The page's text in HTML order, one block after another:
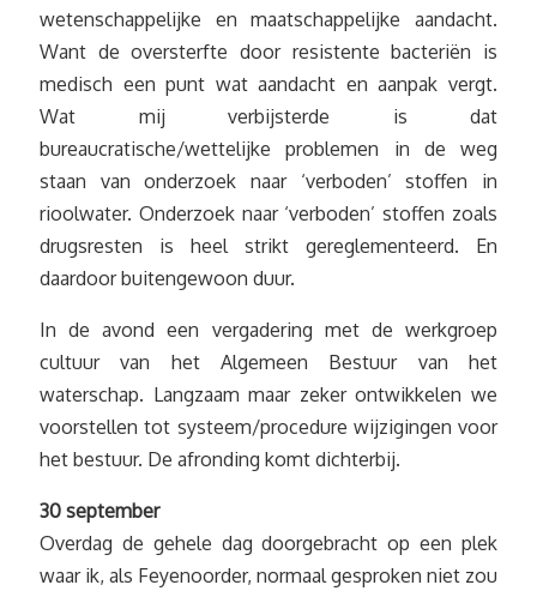
wetenschappelijke en maatschappelijke aandacht.
Want de oversterfte door resistente bacteriën is
medisch een punt wat aandacht en aanpak vergt.
Wat mij verbijsterde is dat
bureaucratische/wettelijke problemen in de weg
staan van onderzoek naar ‘verboden’ stoffen in
rioolwater. Onderzoek naar ‘verboden’ stoffen zoals
drugsresten is heel strikt gereglementeerd. En
daardoor buitengewoon duur.
In de avond een vergadering met de werkgroep
cultuur van het Algemeen Bestuur van het
waterschap. Langzaam maar zeker ontwikkelen we
voorstellen tot systeem/procedure wijzigingen voor
het bestuur. De afronding komt dichterbij.
30 september
Overdag de gehele dag doorgebracht op een plek
waar ik, als Feyenoorder, normaal gesproken niet zou